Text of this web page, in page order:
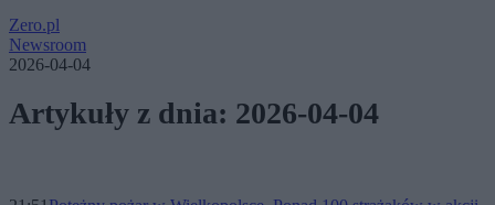
Zero.pl
Newsroom
2026-04-04
Artykuły z dnia: 2026-04-04